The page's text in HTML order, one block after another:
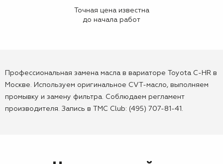
Точная цена известна
до начала работ
Профессиональная замена масла в вариаторе Toyota C-HR в
Москве. Используем оригинальное CVT-масло, выполняем
промывку и замену фильтра. Соблюдаем регламент
производителя. Запись в TMC Club: (495) 707-81-41.